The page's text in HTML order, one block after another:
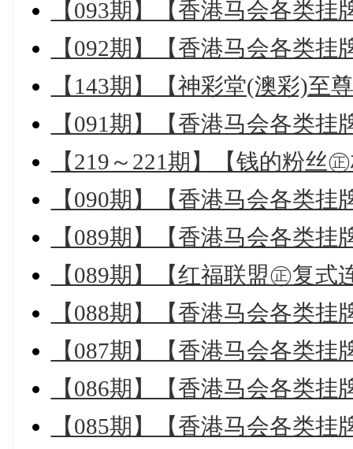
【093期】【香港马会各类
【092期】【香港马会各类
【143期】【神彩堂(澳彩)至
【091期】【香港马会各类
【219～221期】【钱的粉丝
【090期】【香港马会各类
【089期】【香港马会各类
【089期】【红福联盟㊣复式
【088期】【香港马会各类
【087期】【香港马会各类
【086期】【香港马会各类
【085期】【香港马会各类